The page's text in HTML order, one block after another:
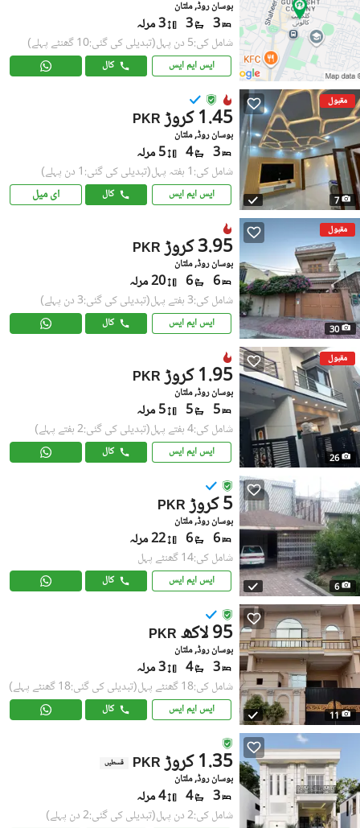
بوسان روڈ, ملتان
3
3 3 مرلہ
شامل کی:5 دن پہل (تبدیلی کی گئی:10 گھنٹے پہلے)
ایس ایم ایس کال
مقبول
7
PKR 1.45 کروڑ
بوسان روڈ, ملتان
3
4 5 مرلہ
شامل کی:1 ہفتہ پہل (تبدیلی کی گئی:1 دن پہلے)
ایس ایم ایس کال ای میل
مقبول
30
PKR 3.95 کروڑ
بوسان روڈ, ملتان
6
6 20 مرلہ
شامل کی:3 ہفتے پہل (تبدیلی کی گئی:3 دن پہلے)
ایس ایم ایس کال
مقبول
26
PKR 1.95 کروڑ
بوسان روڈ, ملتان
5
5 5 مرلہ
شامل کی:4 ہفتے پہل (تبدیلی کی گئی:2 ہفتے پہلے)
ایس ایم ایس کال
6
PKR 5 کروڑ
بوسان روڈ, ملتان
6
6 22 مرلہ
شامل کی:14 گھنٹے پہل
ایس ایم ایس کال
11
PKR 95 لاکھ
بوسان روڈ, ملتان
3
4 3 مرلہ
شامل کی:18 گھنٹے پہل (تبدیلی کی گئی:18 گھنٹے پہلے)
ایس ایم ایس کال
PKR 1.35 کروڑ قسطیں
بوسان روڈ, ملتان
3
4 4 مرلہ
شامل کی:2 دن پہل (تبدیلی کی گئی:2 دن پہلے)